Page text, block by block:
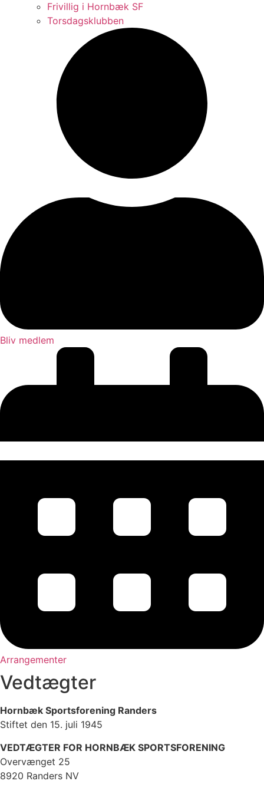
Frivillig i Hornbæk SF
Torsdagsklubben
Bliv medlem
Arrangementer
Vedtægter
Hornbæk Sportsforening Randers
Stiftet den 15. juli 1945
VEDTÆGTER FOR HORNBÆK SPORTSFORENING
Overvænget 25
8920 Randers NV